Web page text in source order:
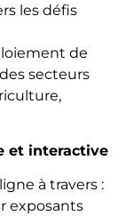
les défis
de
secteurs
et interactive
à travers :
exposants